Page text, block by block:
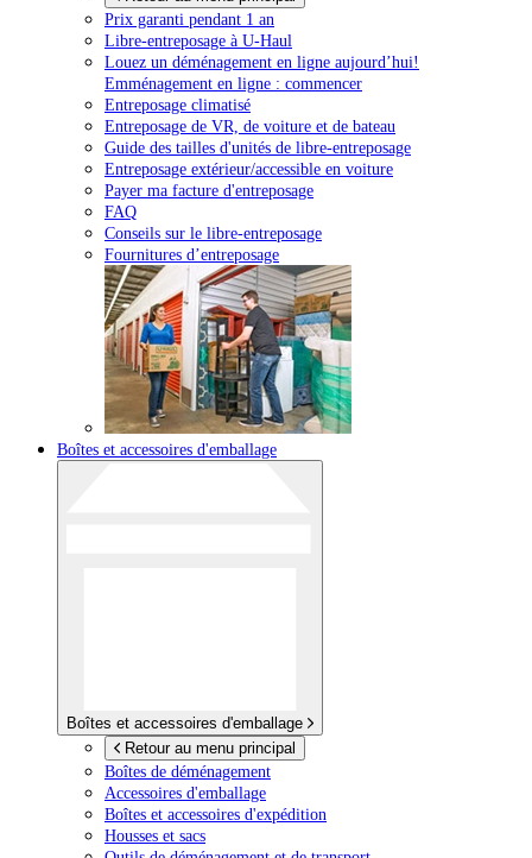
Prix garanti pendant 1 an
Libre-entreposage à U-Haul
Louez un déménagement en ligne aujourd’hui!
Emménagement en ligne : commencer
Entreposage climatisé
Entreposage de VR, de voiture et de bateau
Guide des tailles d'unités de libre-entreposage
Entreposage extérieur/accessible en voiture
Payer ma facture d'entreposage
FAQ
Conseils sur le libre-entreposage
Fournitures d’entreposage
Boîtes et accessoires d'emballage
Boîtes et accessoires d'emballage
Retour au menu principal
Boîtes de déménagement
Accessoires d'emballage
Boîtes et accessoires d'expédition
Housses et sacs